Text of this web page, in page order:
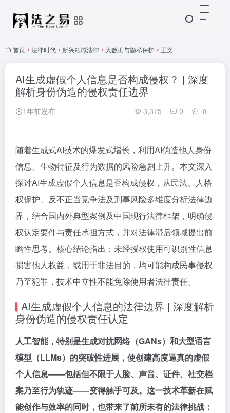
首页 • 法律时代 • 新兴领域法律 • 大数据与隐私保护 • 正文
AI生成虚假个人信息是否构成侵权？ | 深度
解析身份伪造的侵权责任边界
1年前发布 3,375 0 0
随着生成式AI技术的爆发式增长，利用AI伪造他人身份
信息、生物特征及行为数据的风险急剧上升。本文深入
探讨AI生成虚假个人信息是否构成侵权，从民法、人格
权保护、反不正当竞争法及刑事风险多维度分析法律边
界，结合国内外典型案例及中国现行法律框架，明确侵
权认定要件与责任承担方式，并对法律滞后领域提出前
瞻性思考。核心结论指出：未经授权使用可识别性信息
损害他人权益，或用于非法目的，均可能构成民事侵权
乃至犯罪，技术中立性不能免除使用者法律责任。
AI生成虚假个人信息的法律边界 | 深度解析
身份伪造的侵权责任认定
人工智能，特别是生成对抗网络（GANs）和大型语言
模型（LLMs）的突破性进展，使创建高度逼真的虚假
个人信息——包括但不限于人脸、声音、证件、社交档
案乃至行为轨迹——变得触手可及。这一技术革新在赋
能创作与效率的同时，也带来了前所未有的法律挑战：